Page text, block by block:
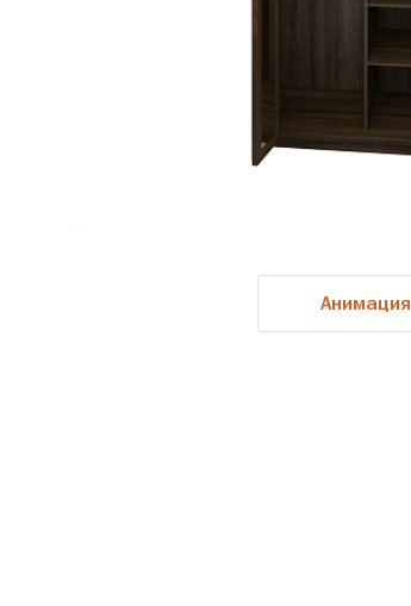
Анимация